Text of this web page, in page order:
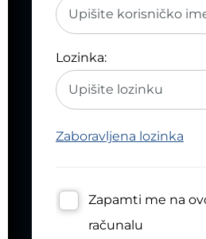
Lozinka:
Zaboravljena lozinka
Zapamti me na
računalu